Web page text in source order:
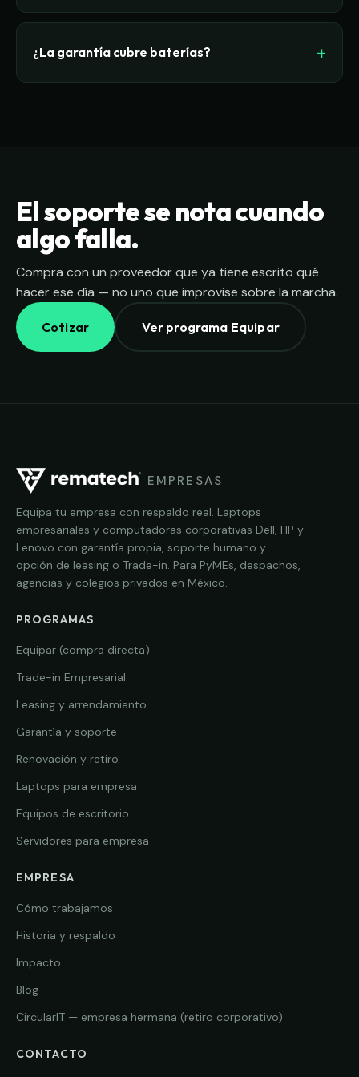
una decisión.
Sí, dentro de los primeros 90 días desde la
entrega. Después, lo evaluamos caso por caso.
¿La garantía cubre baterías?
El soporte se nota cuando
algo falla.
Compra con un proveedor que ya tiene escrito qué
hacer ese día — no uno que improvise sobre la marcha.
Cotizar Ver programa Equipar
EMPRESAS
Equipa tu empresa con respaldo real. Laptops
empresariales y computadoras corporativas Dell, HP y
Lenovo con garantía propia, soporte humano y
opción de leasing o Trade-in. Para PyMEs, despachos,
agencias y colegios privados en México.
PROGRAMAS
Equipar (compra directa)
Trade-in Empresarial
Leasing y arrendamiento
Garantía y soporte
Renovación y retiro
Laptops para empresa
Equipos de escritorio
Servidores para empresa
EMPRESA
Cómo trabajamos
Historia y respaldo
Impacto
Blog
CircularIT — empresa hermana (retiro corporativo)
CONTACTO